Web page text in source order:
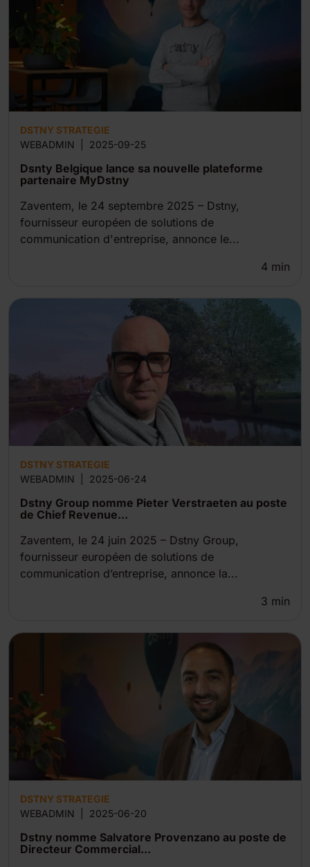
DSTNY STRATEGIE
WEBADMIN
2025-09-25
Dsnty Belgique lance sa nouvelle plateforme
partenaire MyDstny
Zaventem, le 24 septembre 2025 – Dstny,
fournisseur européen de solutions de
communication d'entreprise, annonce le...
4 min
DSTNY STRATEGIE
WEBADMIN
2025-06-24
Dstny Group nomme Pieter Verstraeten au poste
de Chief Revenue...
Zaventem, le 24 juin 2025 – Dstny Group,
fournisseur européen de solutions de
communication d’entreprise, annonce la...
3 min
DSTNY STRATEGIE
WEBADMIN
2025-06-20
Dstny nomme Salvatore Provenzano au poste de
Directeur Commercial...